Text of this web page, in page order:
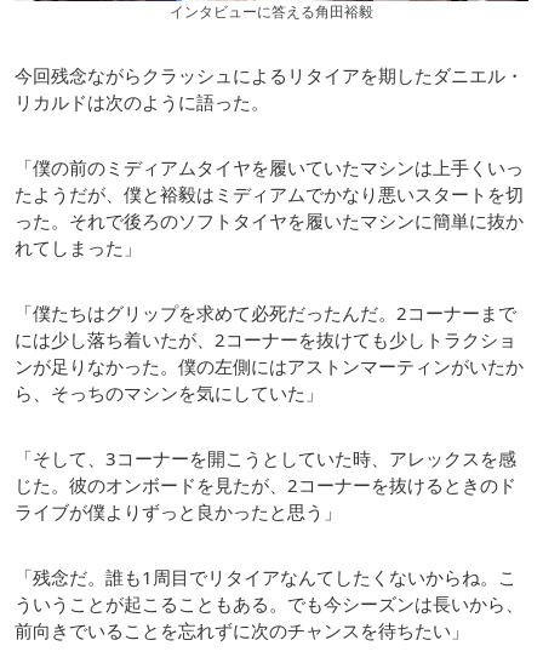
インタビューに答える角田裕毅
今回残念ながらクラッシュによるリタイアを期したダニエル・
リカルドは次のように語った。
「僕の前のミディアムタイヤを履いていたマシンは上手くいっ
たようだが、僕と裕毅はミディアムでかなり悪いスタートを切
った。それで後ろのソフトタイヤを履いたマシンに簡単に抜か
れてしまった」
「僕たちはグリップを求めて必死だったんだ。2コーナーまで
には少し落ち着いたが、2コーナーを抜けても少しトラクショ
ンが足りなかった。僕の左側にはアストンマーティンがいたか
ら、そっちのマシンを気にしていた」
「そして、3コーナーを開こうとしていた時、アレックスを感
じた。彼のオンボードを見たが、2コーナーを抜けるときのド
ライブが僕よりずっと良かったと思う」
「残念だ。誰も1周目でリタイアなんてしたくないからね。こ
ういうことが起こることもある。でも今シーズンは長いから、
前向きでいることを忘れずに次のチャンスを待ちたい」